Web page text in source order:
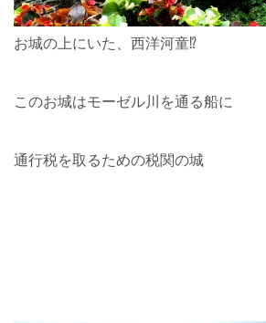
お城の上にいた、西洋河童⁉︎
このお城はモーゼル川を通る船に
通行税を取るための税関の城